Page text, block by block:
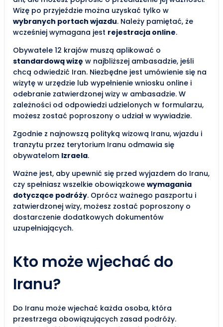
Wizę po przyjeździe można uzyskać tylko w
wybranych portach wjazdu. Należy pamiętać, że
wcześniej wymagana jest rejestracja online.
Obywatele 12 krajów muszą aplikować o
standardową wizę w najbliższej ambasadzie, jeśli
chcą odwiedzić Iran. Niezbędne jest umówienie się na
wizytę w urzędzie lub wypełnienie wniosku online i
odebranie zatwierdzonej wizy w ambasadzie. W
zależności od odpowiedzi udzielonych w formularzu,
możesz zostać poproszony o udział w wywiadzie.
Zgodnie z najnowszą polityką wizową Iranu, wjazdu i
tranzytu przez terytorium Iranu odmawia się
obywatelom Izraela.
Ważne jest, aby upewnić się przed wyjazdem do Iranu,
czy spełniasz wszelkie obowiązkowe wymagania
dotyczące podróży. Oprócz ważnego paszportu i
zatwierdzonej wizy, możesz zostać poproszony o
dostarczenie dodatkowych dokumentów
uzupełniających.
Kto może wjechać do
Iranu?
Do Iranu może wjechać każda osoba, która
przestrzega obowiązujących zasad podróży.